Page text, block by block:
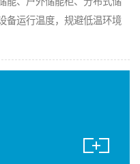
备运行温度，规避低温环境